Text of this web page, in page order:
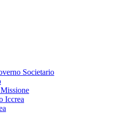
Societario
Iccrea